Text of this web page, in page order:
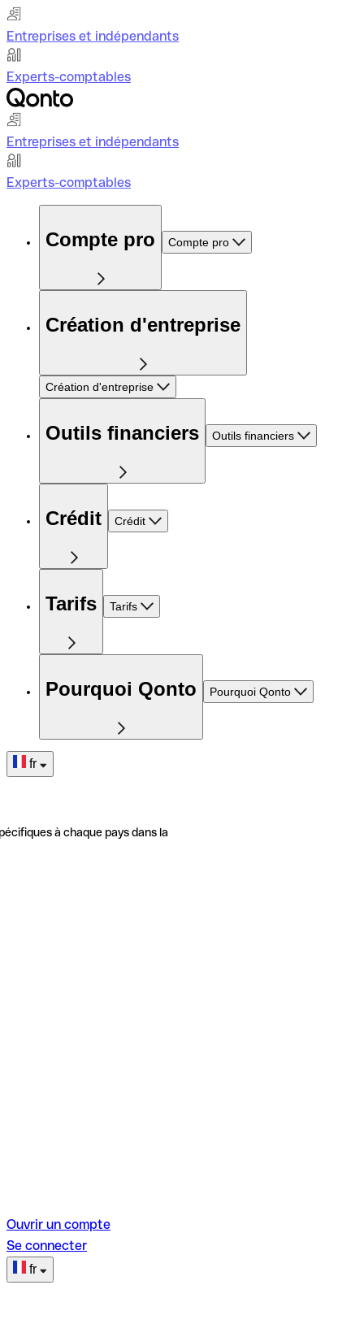
Entreprises et indépendants
Experts-comptables
Entreprises et indépendants
Experts-comptables
Compte pro Compte pro
Création d'entreprise
Création d'entreprise
Outils financiers Outils financiers
Crédit Crédit
Tarifs Tarifs
Pourquoi Qonto Pourquoi Qonto
fr
à chaque pays dans la
Ouvrir un compte
Se connecter
fr